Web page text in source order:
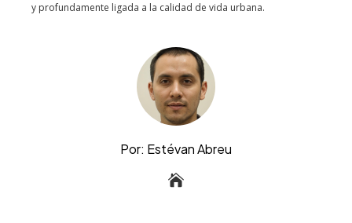
y profundamente ligada a la calidad de vida urbana.
Por: Estévan Abreu